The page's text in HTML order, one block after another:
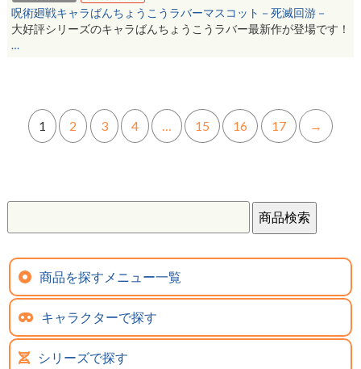
呪術廻戦キャラばんちょうこうラバーマスコット－死滅回游－
大好評シリーズのキャラばんちょうこうラバー最新作が登場です！
…
1 2 3 4 15 16 17 →
商品を探すメニュー一覧
キャラクターで探す
シリーズで探す